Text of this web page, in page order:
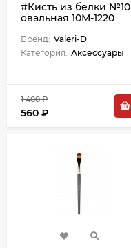
#Кисть из белки №10
овальная 10М-1220
Бренд: Valeri-D
Категория: Аксессуары
1 400 ₽
560 ₽